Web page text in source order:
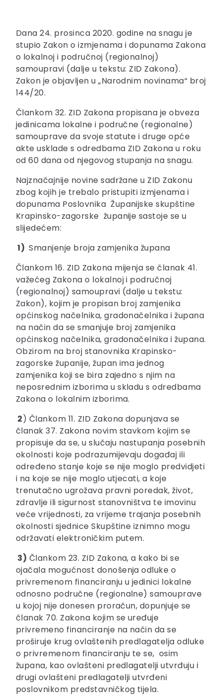
Dana 24. prosinca 2020. godine na snagu je
stupio Zakon o izmjenama i dopunama Zakona
o lokalnoj i područnoj (regionalnoj)
samoupravi (dalje u tekstu: ZID Zakona).
Zakon je objavljen u „Narodnim novinama“ broj
144/20.
Člankom 32. ZID Zakona propisana je obveza
jedinicama lokalne i područne (regionalne)
samouprave da svoje statute i druge opće
akte usklade s odredbama ZID Zakona u roku
od 60 dana od njegovog stupanja na snagu.
Najznačajnije novine sadržane u ZID Zakonu
zbog kojih je trebalo pristupiti izmjenama i
dopunama Poslovnika Županijske skupštine
Krapinsko-zagorske županije sastoje se u
slijedećem:
1) Smanjenje broja zamjenika župana
Člankom 16. ZID Zakona mijenja se članak 41.
važećeg Zakona o lokalnoj i područnoj
(regionalnoj) samoupravi (dalje u tekstu:
Zakon), kojim je propisan broj zamjenika
općinskog načelnika, gradonačelnika i župana
na način da se smanjuje broj zamjenika
općinskog načelnika, gradonačelnika i župana.
Obzirom na broj stanovnika Krapinsko-
zagorske županije, župan ima jednog
zamjenika koji se bira zajedno s njim na
neposrednim izborima u skladu s odredbama
Zakona o lokalnim izborima.
2) Člankom 11. ZID Zakona dopunjava se
članak 37. Zakona novim stavkom kojim se
propisuje da se, u slučaju nastupanja posebnih
okolnosti koje podrazumijevaju događaj ili
određeno stanje koje se nije moglo predvidjeti
i na koje se nije moglo utjecati, a koje
trenutačno ugrožava pravni poredak, život,
zdravlje ili sigurnost stanovništva te imovinu
veće vrijednosti, za vrijeme trajanja posebnih
okolnosti sjednice Skupštine iznimno mogu
održavati elektroničkim putem.
3) Člankom 23. ZID Zakona, a kako bi se
ojačala mogućnost donošenja odluke o
privremenom financiranju u jedinici lokalne
odnosno područne (regionalne) samouprave
u kojoj nije donesen proračun, dopunjuje se
članak 70. Zakona kojim se uređuje
privremeno financiranje na način da se
proširuje krug ovlaštenih predlagatelja odluke
o privremenom financiranju te se, osim
župana, kao ovlašteni predlagatelji utvrđuju i
drugi ovlašteni predlagatelji utvrđeni
poslovnikom predstavničkog tijela.